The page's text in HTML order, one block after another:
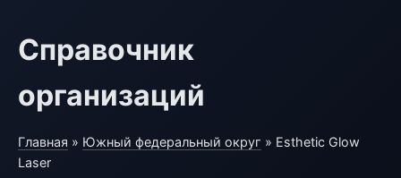
Справочник
организаций
Главная » Южный федеральный округ » Esthetic Glow
Laser